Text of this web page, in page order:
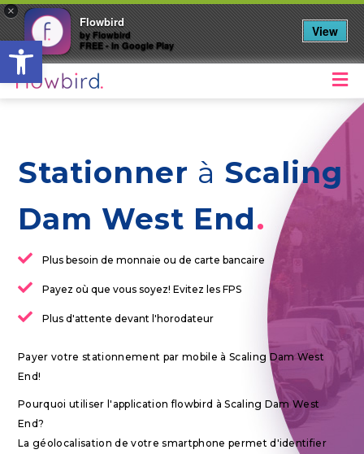
Ouvrir la barre d’outils
×
Flowbird
by Flowbird
FREE - In Google Play
View
Stationner à Scaling
Dam West End
Plus besoin de monnaie ou de carte bancaire
Payez où que vous soyez! Evitez les FPS
Plus d'attente devant l'horodateur
Payer votre stationnement par mobile à Scaling Dam West
End!
Pourquoi utiliser l'application flowbird à Scaling Dam West
End?
La géolocalisation de votre smartphone permet d'identifier